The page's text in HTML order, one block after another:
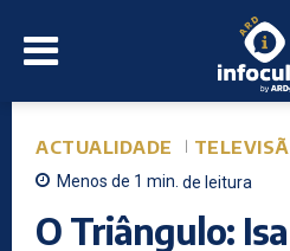
ACTUALIDADE
Menos de 1 min. de leitura
O Triângulo: